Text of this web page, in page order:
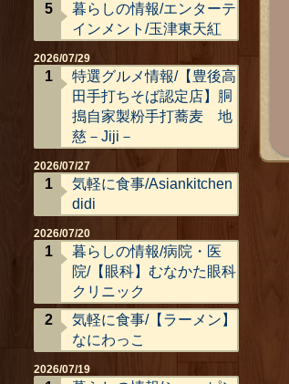
暮らしの情報/エンターテ
インメント/玉津東天紅
2026/07/29
特選グルメ情報/【豊後高
田手打ちそば認定店】胴
搗自家製粉手打蕎麦 地
慈－Jiji－
2026/07/27
気軽に食事/Asiankitchen
didi
2026/07/20
暮らしの情報/病院・医
院/【眼科】むなかた眼科
クリニック
気軽に食事/【ラーメン】
なにわっこ
2026/07/19